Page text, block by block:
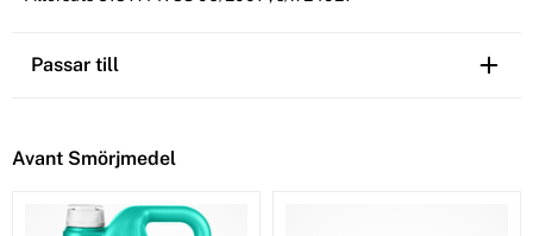
Passar till
Avant Smörjmedel